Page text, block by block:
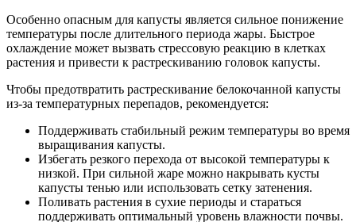
Особенно опасным для капусты является сильное понижение
температуры после длительного периода жары. Быстрое
охлаждение может вызвать стрессовую реакцию в клетках
растения и привести к растрескиванию головок капусты.
Чтобы предотвратить растрескивание белокочанной капусты
из-за температурных перепадов, рекомендуется:
Поддерживать стабильный режим температуры во время
выращивания капусты.
Избегать резкого перехода от высокой температуры к
низкой. При сильной жаре можно накрывать кусты
капусты тенью или использовать сетку затенения.
Поливать растения в сухие периоды и стараться
поддерживать оптимальный уровень влажности почвы.